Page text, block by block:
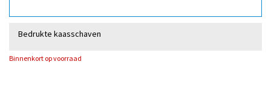
Bedrukte kaasschaven
Binnenkort op voorraad